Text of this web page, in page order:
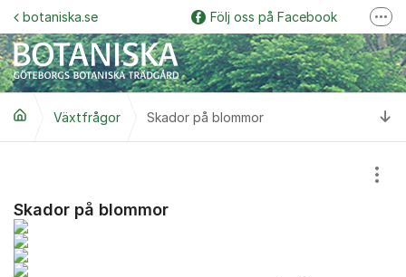
Hoppa till innehåll
botaniska.se Följ oss på Facebook
Följ oss på Instagram
Botaniska trädgårdspodden
Botaniskas vänner
Garden Explorer
Växtfrågor Skador på blommor
Skador på blommor